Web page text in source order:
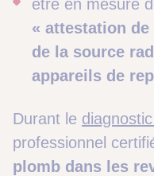
être en mesure
« attestation
de la source
appareils de
Durant le
professionnel
plomb dans les